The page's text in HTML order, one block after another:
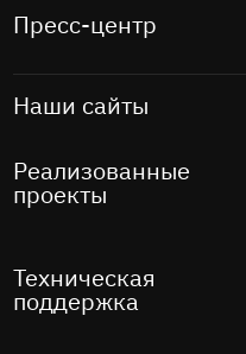
Пресс-центр
Наши сайты
Реализованные
проекты
Техническая
поддержка